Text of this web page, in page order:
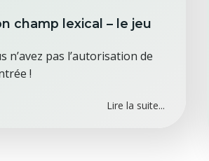
champ lexical – le jeu
n’avez pas l’autorisation de
!
Lire la suite...